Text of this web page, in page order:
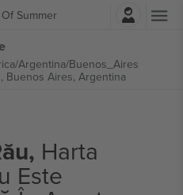
Summer
Autentificare
Argentina/Buenos_Aires
Buenos Aires, Argentina
Harta
Este